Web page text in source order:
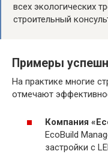
всех экологических
строительный
Примеры
На практике многие
отмечают
Компания
EcoBuild
застройки с